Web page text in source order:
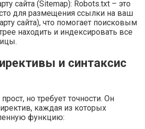
сайта (Sitemap): Robots.txt – это
для размещения ссылки на ваш
сайта), что помогает поисковым
находить и индексировать все
и синтаксис
но требует точности. Он
каждая из которых
функцию: